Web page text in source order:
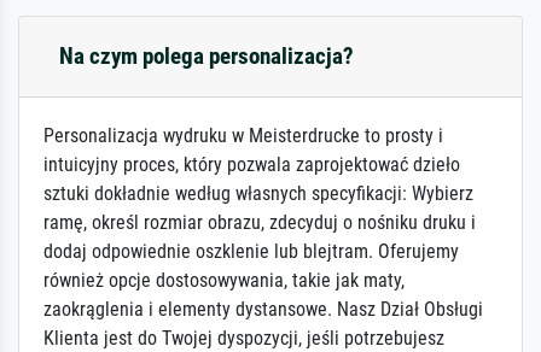
Na czym polega personalizacja?
Personalizacja wydruku w Meisterdrucke to prosty i
intuicyjny proces, który pozwala zaprojektować dzieło
sztuki dokładnie według własnych specyfikacji: Wybierz
ramę, określ rozmiar obrazu, zdecyduj o nośniku druku i
dodaj odpowiednie oszklenie lub blejtram. Oferujemy
również opcje dostosowywania, takie jak maty,
zaokrąglenia i elementy dystansowe. Nasz Dział Obsługi
Klienta jest do Twojej dyspozycji, jeśli potrzebujesz